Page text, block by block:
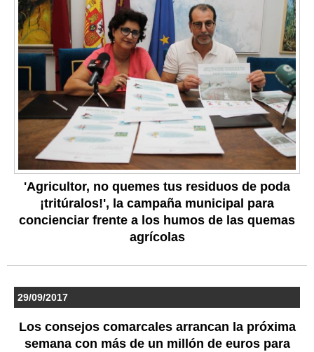
'Agricultor, no quemes tus residuos de poda
¡tritúralos!', la campaña municipal para
concienciar frente a los humos de las quemas
agrícolas
29/09/2017
Los consejos comarcales arrancan la próxima
semana con más de un millón de euros para